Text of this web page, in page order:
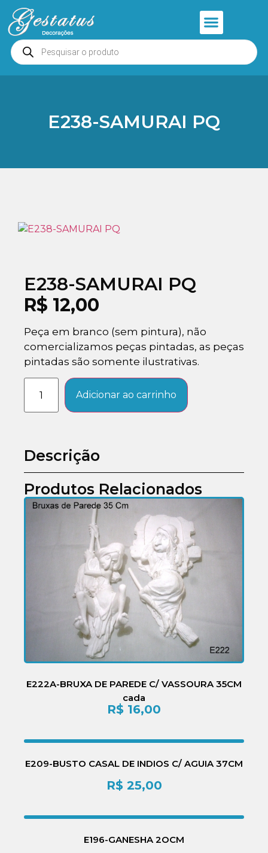
E238-SAMURAI PQ
E238-SAMURAI PQ
R$ 12,00
Peça em branco (sem pintura), não
comercializamos peças pintadas, as peças
pintadas são somente ilustrativas.
Adicionar ao carrinho
Descrição
Produtos Relacionados
E222A-BRUXA DE PAREDE C/ VASSOURA 35CM
cada
R$ 16,00
E209-BUSTO CASAL DE INDIOS C/ AGUIA 37CM
R$25,00
E196-GANESHA 2OCM